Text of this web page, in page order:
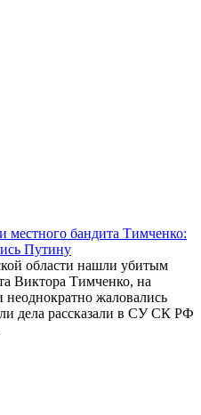
местного бандита Тимченко:
Путину
области нашли убитым
Виктора Тимченко, на
неоднократно жаловались
дела рассказали в СУ СК РФ